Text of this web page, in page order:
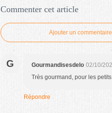
Commenter cet article
Ajouter un commentaire
G Gourmandisesdelo 02/10/
Très gourmand, pour les
Répondre